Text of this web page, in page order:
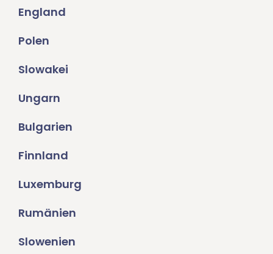
England
Polen
Slowakei
Ungarn
Bulgarien
Finnland
Luxemburg
Rumänien
Slowenien